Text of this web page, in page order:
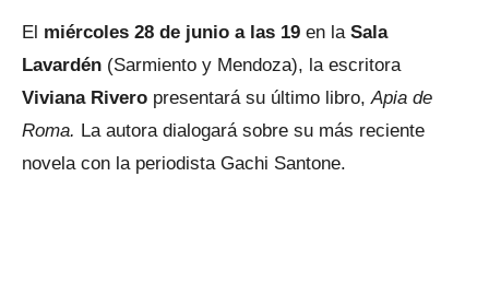
El miércoles 28 de junio a las 19 en la Sala
Lavardén (Sarmiento y Mendoza), la escritora
Viviana Rivero presentará su último libro,Apia de
Roma. La autora dialogará sobre su más reciente
novela con la periodista Gachi Santone.